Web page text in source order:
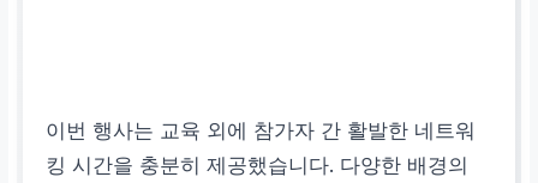
이번 행사는 교육 외에 참가자 간 활발한 네트워
킹 시간을 충분히 제공했습니다. 다양한 배경의